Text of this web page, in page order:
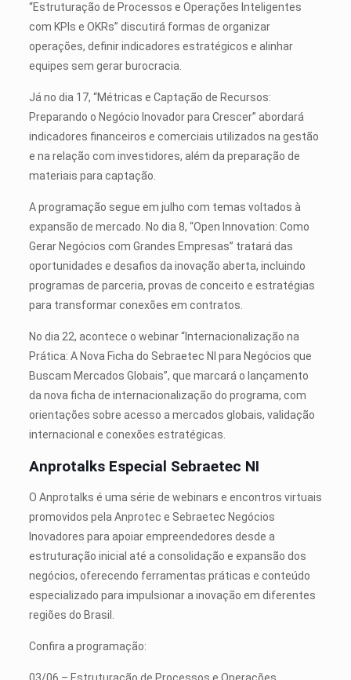
“Estruturação de Processos e Operações Inteligentes
com KPIs e OKRs” discutirá formas de organizar
operações, definir indicadores estratégicos e alinhar
equipes sem gerar burocracia.
Já no dia 17, “Métricas e Captação de Recursos:
Preparando o Negócio Inovador para Crescer” abordará
indicadores financeiros e comerciais utilizados na gestão
e na relação com investidores, além da preparação de
materiais para captação.
A programação segue em julho com temas voltados à
expansão de mercado. No dia 8, “Open Innovation: Como
Gerar Negócios com Grandes Empresas” tratará das
oportunidades e desafios da inovação aberta, incluindo
programas de parceria, provas de conceito e estratégias
para transformar conexões em contratos.
No dia 22, acontece o webinar “Internacionalização na
Prática: A Nova Ficha do Sebraetec NI para Negócios que
Buscam Mercados Globais”, que marcará o lançamento
da nova ficha de internacionalização do programa, com
orientações sobre acesso a mercados globais, validação
internacional e conexões estratégicas.
Anprotalks Especial Sebraetec NI
O Anprotalks é uma série de webinars e encontros virtuais
promovidos pela Anprotec e Sebraetec Negócios
Inovadores para apoiar empreendedores desde a
estruturação inicial até a consolidação e expansão dos
negócios, oferecendo ferramentas práticas e conteúdo
especializado para impulsionar a inovação em diferentes
regiões do Brasil.
Confira a programação: